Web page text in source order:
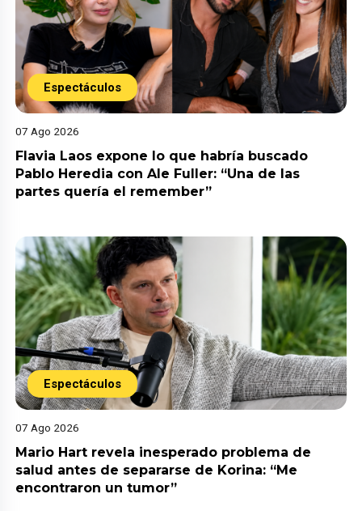
Espectáculos
07 Ago 2026
Flavia Laos expone lo que habría buscado
Pablo Heredia con Ale Fuller: “Una de las
partes quería el remember”
Espectáculos
07 Ago 2026
Mario Hart revela inesperado problema de
salud antes de separarse de Korina: “Me
encontraron un tumor”